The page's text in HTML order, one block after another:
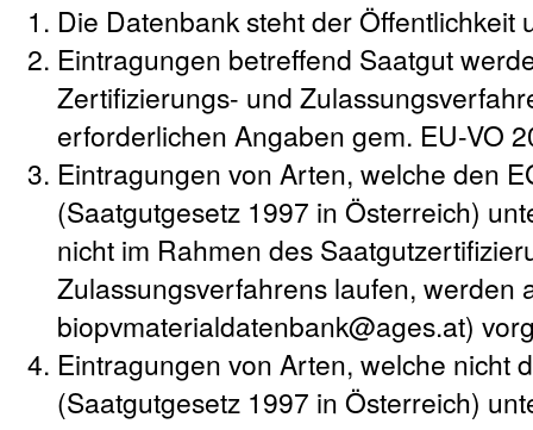
Die Datenbank steht der Öffentlichkeit
Eintragungen betreffend Saatgut
Zertifizierungs- und
erforderlichen Angaben gem. EU-VO
Eintragungen von Arten, welche den
(Saatgutgesetz 1997 in Österreich)
nicht im Rahmen des
Zulassungsverfahrens laufen, werden
biopvmaterialdatenbank@ages.at)
Eintragungen von Arten, welche nicht
(Saatgutgesetz 1997 in Österreich)